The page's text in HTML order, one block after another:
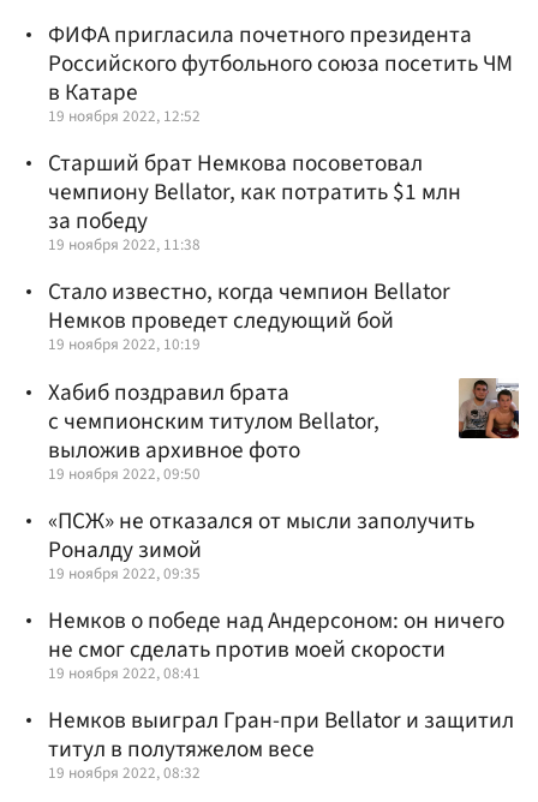
ФИФА пригласила почетного президента
Российского футбольного союза посетить ЧМ
в Катаре
19 ноября 2022, 12:52
Старший брат Немкова посоветовал
чемпиону Bellator, как потратить $1 млн
за победу
19 ноября 2022, 11:38
Стало известно, когда чемпион Bellator
Немков проведет следующий бой
19 ноября 2022, 10:19
Хабиб поздравил брата
с чемпионским титулом Bellator,
выложив архивное фото
19 ноября 2022, 09:50
«ПСЖ» не отказался от мысли заполучить
Роналду зимой
19 ноября 2022, 09:35
Немков о победе над Андерсоном: он ничего
не смог сделать против моей скорости
19 ноября 2022, 08:41
Немков выиграл Гран-при Bellator и защитил
титул в полутяжелом весе
19 ноября 2022, 08:32